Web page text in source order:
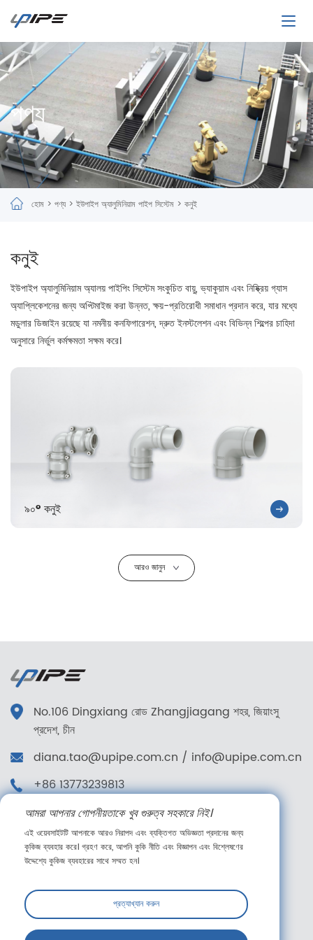
পণ্য
হোম > পণ্য > ইউপাইপ অ্যালুমিনিয়াম পাইপ সিস্টেম > কনুই
কনুই
ইউপাইপ অ্যালুমিনিয়াম অ্যালয় পাইপিং সিস্টেম সংকুচিত বায়ু, ভ্যাকুয়াম এবং নিষ্ক্রিয় গ্যাস
অ্যাপ্লিকেশনের জন্য অপ্টিমাইজ করা উন্নত, ক্ষয়-প্রতিরোধী সমাধান প্রদান করে, যার মধ্যে
মডুলার ডিজাইন রয়েছে যা নমনীয় কনফিগারেশন, দ্রুত ইনস্টলেশন এবং বিভিন্ন শিল্পের চাহিদা
অনুসারে নির্ভুল কর্মক্ষমতা সক্ষম করে।
৯০° কনুই
আরও জানুন
No.106 Dingxiang রোড Zhangjiagang শহর, জিয়াংসু
প্রদেশ, চীন
diana.tao@upipe.com.cn / info@upipe.com.cn
+86 13773239813
+86 13773239813
আমাদের অনুসরণ করুন
অনলাইন বার্তা
আমরা আপনার গোপনীয়তাকে খুব গুরুত্ব সহকারে নিই।
এই ওয়েবসাইটটি আপনাকে আরও নিরাপদ এবং ব্যক্তিগত অভিজ্ঞতা প্রদানের জন্য
কুকিজ ব্যবহার করে। গ্রহণ করে, আপনি কুকি নীতি এবং বিজ্ঞাপন এবং বিশ্লেষণের
উদ্দেশ্যে কুকিজ ব্যবহারের সাথে সম্মত হন।
প্রত্যাখ্যান করুন